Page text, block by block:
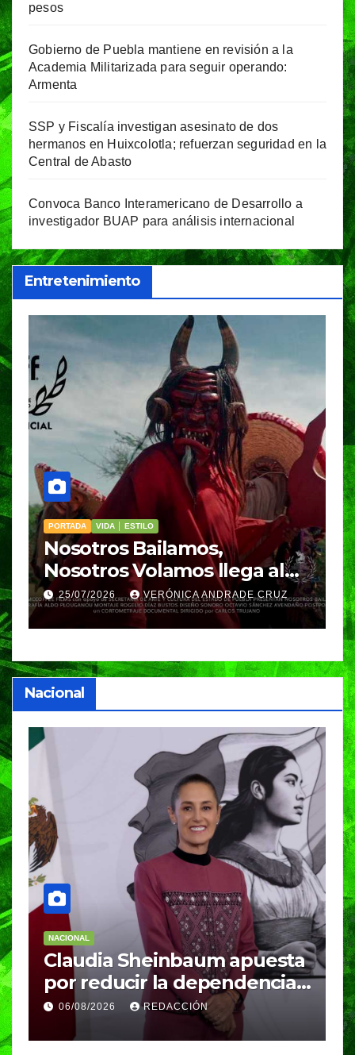
pesos
Gobierno de Puebla mantiene en revisión a la
Academia Militarizada para seguir operando:
Armenta
SSP y Fiscalía investigan asesinato de dos
hermanos en Huixcolotla; refuerzan seguridad en la
Central de Abasto
Convoca Banco Interamericano de Desarrollo a
investigador BUAP para análisis internacional
Entretenimiento
PORTADA VIDA │ ESTILO
Nosotros Bailamos,
Nosotros Volamos llega al
GIFF
25/07/2026 VERÓNICA ANDRADE CRUZ
Nacional
NACIONAL
Claudia Sheinbaum apuesta
por reducir la dependencia
del gas importado; fracking
sigue bajo evaluación
06/08/2026 REDACCIÓN